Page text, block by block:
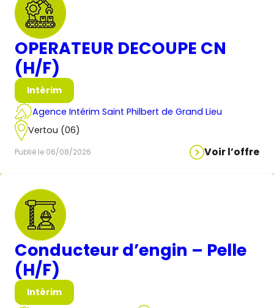
OPERATEUR DECOUPE CN
(H/F)
Intérim
Agence Intérim Saint Philbert de Grand Lieu
Vertou (06)
Publié le 06/08/2026 Voir l’offre
Conducteur d’engin – Pelle
(H/F)
Intérim